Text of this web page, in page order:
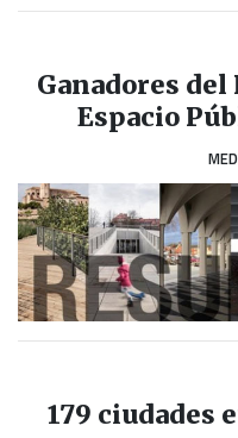
Ganadores
Espacio
179 ciudades